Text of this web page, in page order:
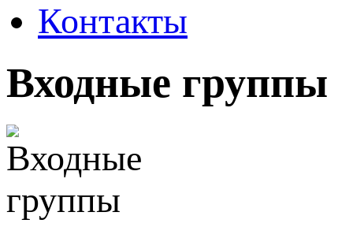
Контакты
Входные группы